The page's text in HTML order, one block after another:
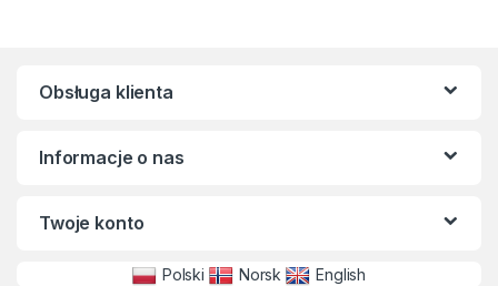
Obsługa klienta
Informacje o nas
Twoje konto
Polski Norsk
English